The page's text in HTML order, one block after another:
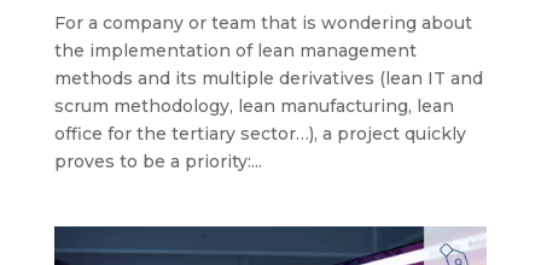
For a company or team that is wondering about
the implementation of lean management
methods and its multiple derivatives (lean IT and
scrum methodology, lean manufacturing, lean
office for the tertiary sector…), a project quickly
proves to be a priority:...